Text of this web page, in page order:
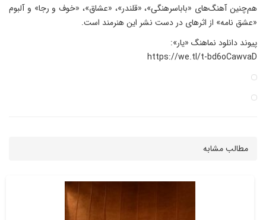
هم‌چنین آهنگ‌های «باباسرهنگی»، «قلندر»، «عشاق»، «خوف و رجا» و آلبوم
«عشق نامه» از اثرهای در دست نشر این هنرمند است.
پیوند دانلود نماهنگ «یار»:
https://we.tl/t-bd6oCawvaD
مطالب مشابه